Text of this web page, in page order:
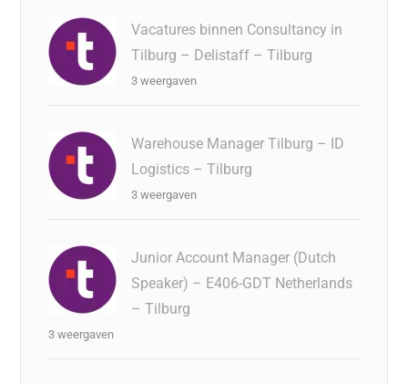
Vacatures binnen Consultancy in
Tilburg – Delistaff – Tilburg
3 weergaven
Warehouse Manager Tilburg – ID
Logistics – Tilburg
3 weergaven
Junior Account Manager (Dutch
Speaker) – E406-GDT Netherlands
– Tilburg
3 weergaven